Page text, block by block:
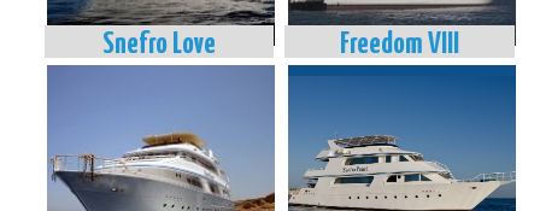
Freedom VIII
Snefro Love